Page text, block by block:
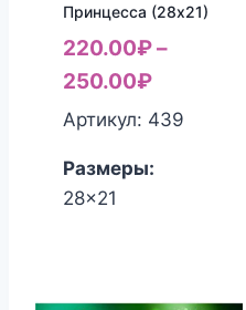
Принцесса (28х21)
220.00₽–
250.00₽
Артикул: 439
Размеры:
28x21